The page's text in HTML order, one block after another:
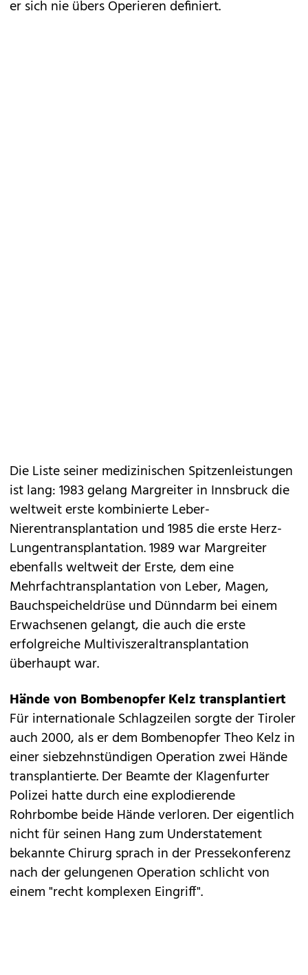
er sich nie übers Operieren definiert.
Die Liste seiner medizinischen Spitzenleistungen
ist lang: 1983 gelang Margreiter in Innsbruck die
weltweit erste kombinierte Leber-
Nierentransplantation und 1985 die erste Herz-
Lungentransplantation. 1989 war Margreiter
ebenfalls weltweit der Erste, dem eine
Mehrfachtransplantation von Leber, Magen,
Bauchspeicheldrüse und Dünndarm bei einem
Erwachsenen gelangt, die auch die erste
erfolgreiche Multiviszeraltransplantation
überhaupt war.
Hände von Bombenopfer Kelz transplantiert
Für internationale Schlagzeilen sorgte der Tiroler
auch 2000, als er dem Bombenopfer Theo Kelz in
einer siebzehnstündigen Operation zwei Hände
transplantierte. Der Beamte der Klagenfurter
Polizei hatte durch eine explodierende
Rohrbombe beide Hände verloren. Der eigentlich
nicht für seinen Hang zum Understatement
bekannte Chirurg sprach in der Pressekonferenz
nach der gelungenen Operation schlicht von
einem "recht komplexen Eingriff".